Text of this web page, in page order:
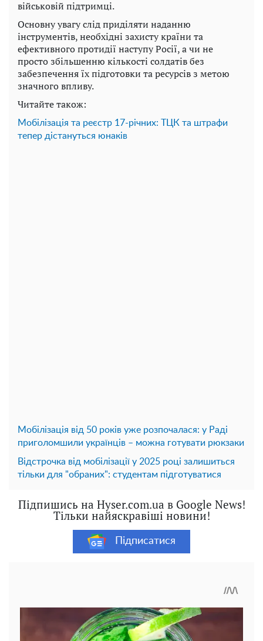
військовій підтримці.
Основну увагу слід приділяти наданню
інструментів, необхідні захисту країни та
ефективного протидії наступу Росії, а чи не
просто збільшенню кількості солдатів без
забезпечення їх підготовки та ресурсів з метою
значного впливу.
Читайте також:
Мобілізація та реєстр 17-річних: ТЦК та штрафи
тепер дістануться юнаків
Мобілізація від 50 років уже розпочалася: у Раді
приголомшили українців – можна готувати рюкзаки
Відстрочка від мобілізації у 2025 році залишиться
тільки для "обраних": студентам підготуватися
Підпишись на Hyser.com.ua в Google News!
Тільки найяскравіші новини!
Підписатися